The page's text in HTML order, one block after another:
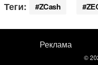
Теги: ZCash
Реклама
©